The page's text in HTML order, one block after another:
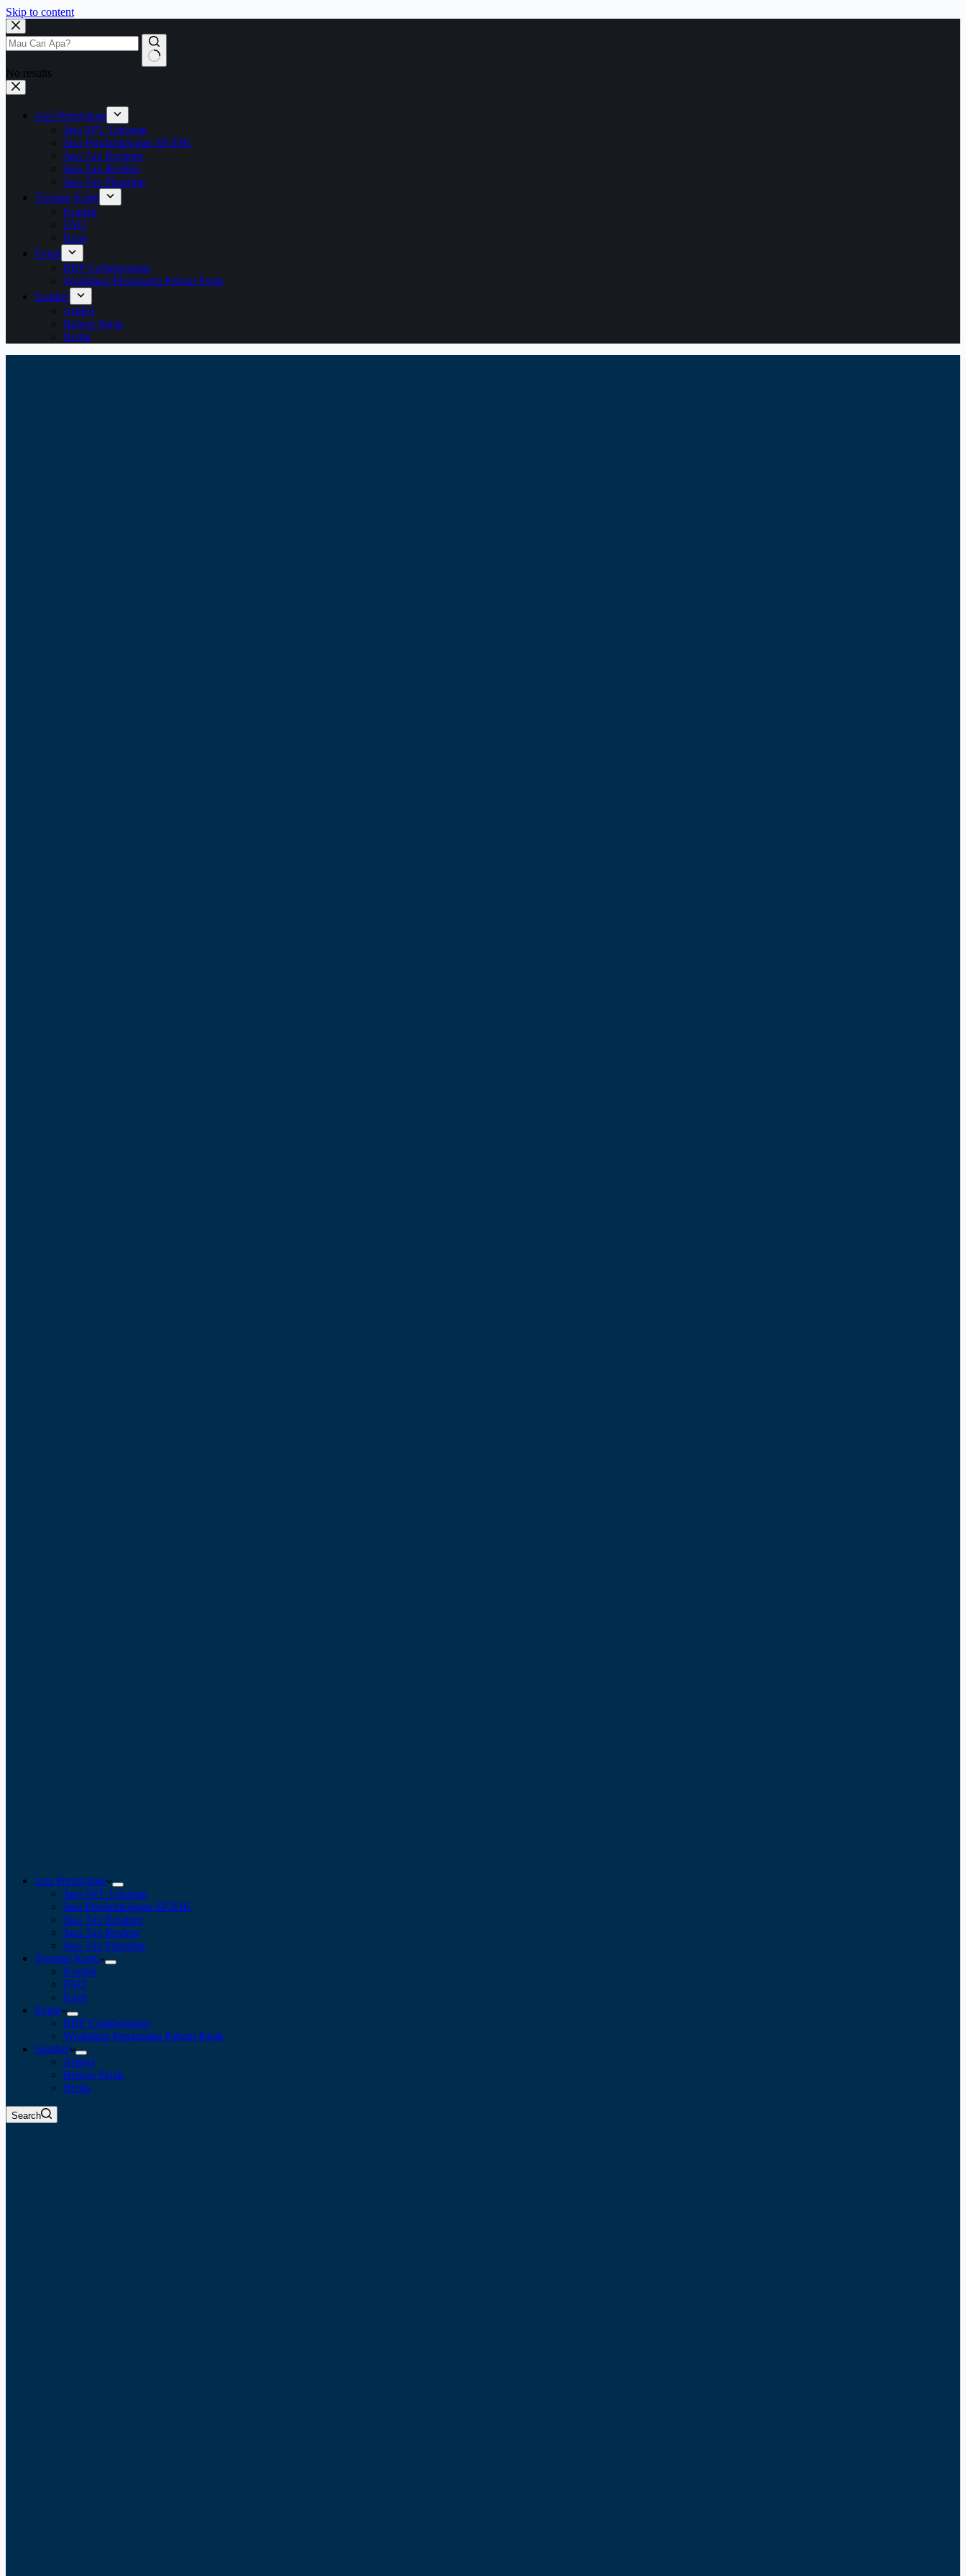
Skip to content
No results
Jasa Perpajakan
Jasa SPT Tahunan
Jasa Pendampingan SP2DK
Jasa Tax Retainer
Jasa Tax Review
Jasa Tax Planning
Tentang Kami
Kontak
FAQ
Karir
Event
BBF Collaboration
Workshop Pengusaha Paham Pajak
Sumber
Artikel
Belajar Pajak
Berita
Jasa Perpajakan
Jasa SPT Tahunan
Jasa Pendampingan SP2DK
Jasa Tax Retainer
Jasa Tax Review
Jasa Tax Planning
Tentang Kami
Kontak
FAQ
Karir
Event
BBF Collaboration
Workshop Pengusaha Paham Pajak
Sumber
Artikel
Belajar Pajak
Berita
Search